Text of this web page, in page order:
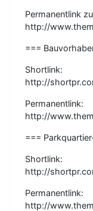
Permanentlink
http://
===
Shortlink:
http://
Permanentlink:
http://
===
Shortlink:
http://
Permanentlink:
http://